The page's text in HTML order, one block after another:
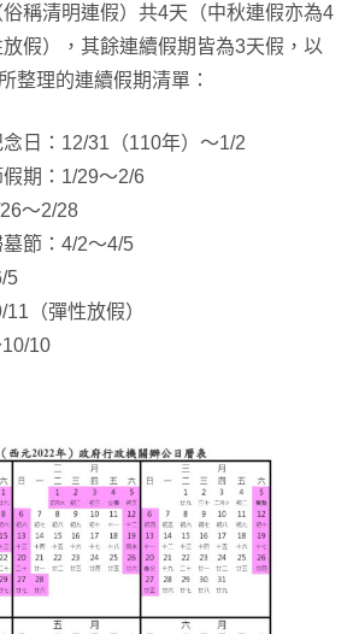
稱清明連假）共4天（中秋連假亦為4
假），其餘連續假期皆為3天假，以
所整理的連續假期清單：
日：12/31（110年）～1/2
期：1/29～2/6
～2/28
節：4/2～4/5
5
（彈性放假）
10